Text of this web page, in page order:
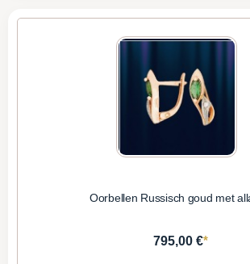
Oorbellen Russisch goud met
795,00 €*